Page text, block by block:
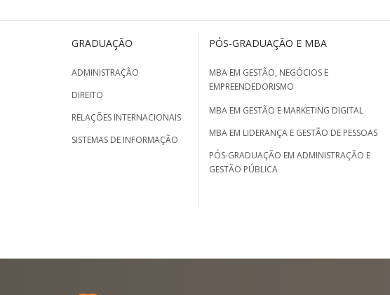
GRADUAÇÃO
ADMINISTRAÇÃO
DIREITO
RELAÇÕES INTERNACIONAIS
SISTEMAS DE INFORMAÇÃO
PÓS-GRADUAÇÃO E MBA
MBA EM GESTÃO, NEGÓCIOS E
EMPREENDEDORISMO
MBA EM GESTÃO E MARKETING DIGITAL
MBA EM LIDERANÇA E GESTÃO DE PESSOAS
PÓS-GRADUAÇÃO EM ADMINISTRAÇÃO E
GESTÃO PÚBLICA